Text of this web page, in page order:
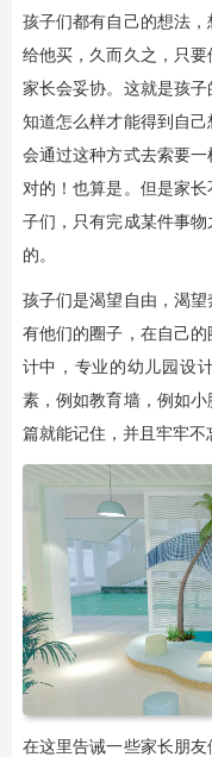
孩子们都有自己的想法
给他买，久而久之，只
家长会妥协。这就是孩
知道怎么样才能得到自
会通过这种方式去索要
对的！也算是。但是家
子们，只有完成某件事
的。
孩子们是渴望自由，渴
有他们的圈子，在自己
计中，专业的幼儿园设
素，例如教育墙，例如
篇就能记住，并且牢牢不
在这里告诫一些家长朋